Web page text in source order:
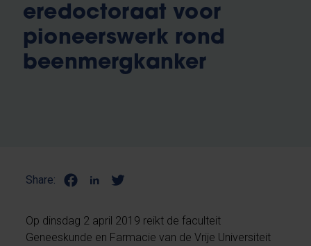
eredoctoraat voor
pioneerswerk rond
beenmergkanker
Share:
Op dinsdag 2 april 2019 reikt de faculteit
Geneeskunde en Farmacie van de Vrije Universiteit